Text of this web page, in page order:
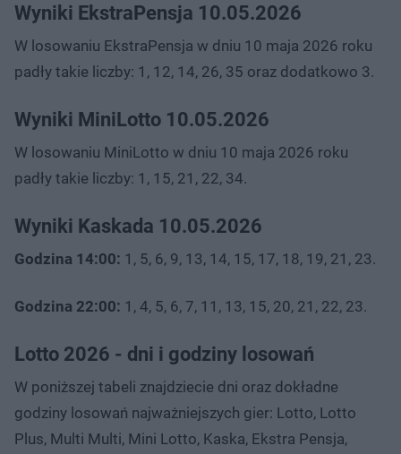
Wyniki EkstraPensja 10.05.2026
W losowaniu EkstraPensja w dniu 10 maja 2026 roku
padły takie liczby: 1, 12, 14, 26, 35 oraz dodatkowo 3.
Wyniki MiniLotto 10.05.2026
W losowaniu MiniLotto w dniu 10 maja 2026 roku
padły takie liczby: 1, 15, 21, 22, 34.
Wyniki Kaskada 10.05.2026
Godzina 14:00: 1, 5, 6, 9, 13, 14, 15, 17, 18, 19, 21, 23.
Godzina 22:00: 1, 4, 5, 6, 7, 11, 13, 15, 20, 21, 22, 23.
Lotto 2026 - dni i godziny losowań
W poniższej tabeli znajdziecie dni oraz dokładne
godziny losowań najważniejszych gier: Lotto, Lotto
Plus, Multi Multi, Mini Lotto, Kaska, Ekstra Pensja,